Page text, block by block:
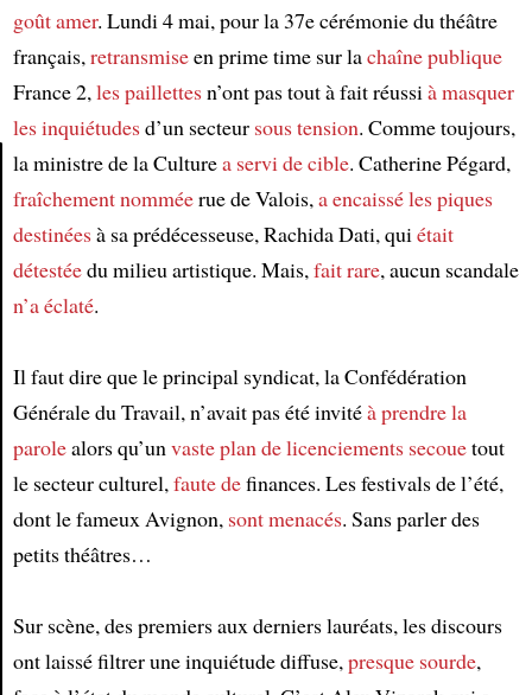
Article
goût amer. Lundi 4 mai, pour la 37e cérémonie du théâtre
français,retransmiseen prime time sur lachaîne publique
France 2,les paillettesn’ont pas tout à fait réussià masquer
les inquiétudesd’un secteur sous tension. Comme toujours,
la ministre de la Culturea servi de cible. Catherine Pégard,
fraîchement nomméerue de Valois,a encaissé les piques
destinéesà sa prédécesseuse, Rachida Dati, quiétait
détestéedu milieu artistique. Mais,fait rare, aucun scandale
n’a éclaté.
Il faut dire que le principal syndicat, la Confédération
Générale du Travail, n’avait pas été invitéà prendre la
parolealors qu’unvaste plan de licenciements secouetout
le secteur culturel,faute definances. Les festivals de l’été,
dont le fameux Avignon, sont menacés. Sans parler des
petits théâtres…
Sur scène, des premiers aux derniers lauréats, les discours
ont laissé filtrer une inquiétude diffuse,presque sourde,